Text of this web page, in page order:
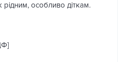
особливо діткам.